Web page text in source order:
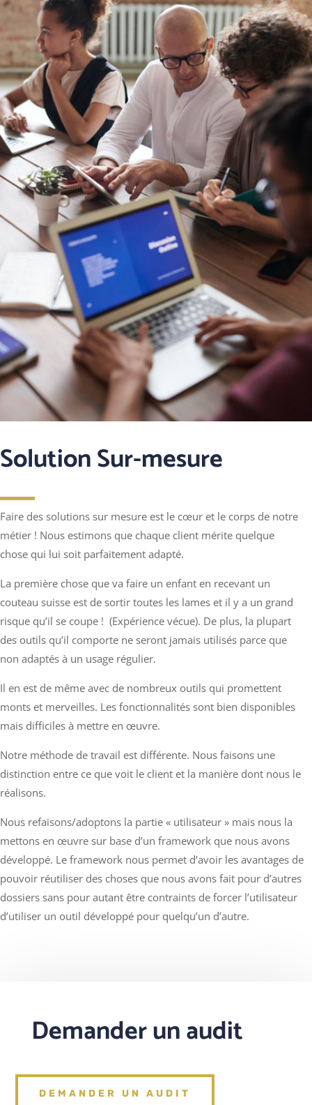
Solution Sur-mesure
Faire des solutions sur mesure est le cœur et le corps de notre
métier ! Nous estimons que chaque client mérite quelque
chose qui lui soit parfaitement adapté.
La première chose que va faire un enfant en recevant un
couteau suisse est de sortir toutes les lames et il y a un grand
risque qu’il se coupe ! (Expérience vécue). De plus, la plupart
des outils qu’il comporte ne seront jamais utilisés parce que
non adaptés à un usage régulier.
Il en est de même avec de nombreux outils qui promettent
monts et merveilles. Les fonctionnalités sont bien disponibles
mais difficiles à mettre en œuvre.
Notre méthode de travail est différente. Nous faisons une
distinction entre ce que voit le client et la manière dont nous le
réalisons.
Nous refaisons/adoptons la partie « utilisateur » mais nous la
mettons en œuvre sur base d’un framework que nous avons
développé. Le framework nous permet d’avoir les avantages de
pouvoir réutiliser des choses que nous avons fait pour d’autres
dossiers sans pour autant être contraints de forcer l’utilisateur
d’utiliser un outil développé pour quelqu’un d’autre.
Demander un audit
DEMANDER UN AUDIT